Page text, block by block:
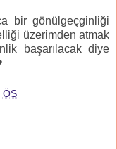
bir gönülgeçginliği
üzerimden atmak
başarılacak diye
ÖS